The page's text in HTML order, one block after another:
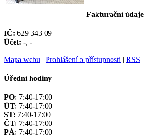
Fakturační údaje
IČ: 629 343 09
Účet: -, -
Mapa webu | Prohlášení o přístupnosti | RSS
Úřední hodiny
PO: 7:40-17:00
ÚT: 7:40-17:00
ST: 7:40-17:00
ČT: 7:40-17:00
PÁ: 7:40-17:00